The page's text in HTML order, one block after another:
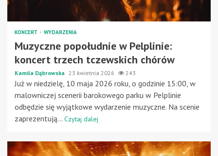
KONCERT WYDARZENIA
Muzyczne popołudnie w Pelplinie:
koncert trzech tczewskich chórów
Kamila Dąbrowska 23 kwietnia 2026 243
Już w niedzielę, 10 maja 2026 roku, o godzinie 15:00, w
malowniczej scenerii barokowego parku w Pelplinie
odbędzie się wyjątkowe wydarzenie muzyczne. Na scenie
zaprezentują... Czytaj dalej